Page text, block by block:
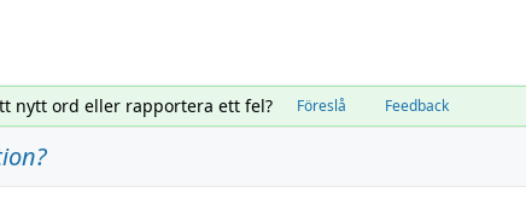
nytt ord eller rapportera ett fel? Föreslå Feedback
?